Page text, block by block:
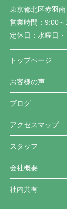
東京都北区赤羽
営業時間： 9:00
定休日： 水曜日
トップページ
お客様の声
ブログ
アクセスマップ
スタッフ
会社概要
社内共有